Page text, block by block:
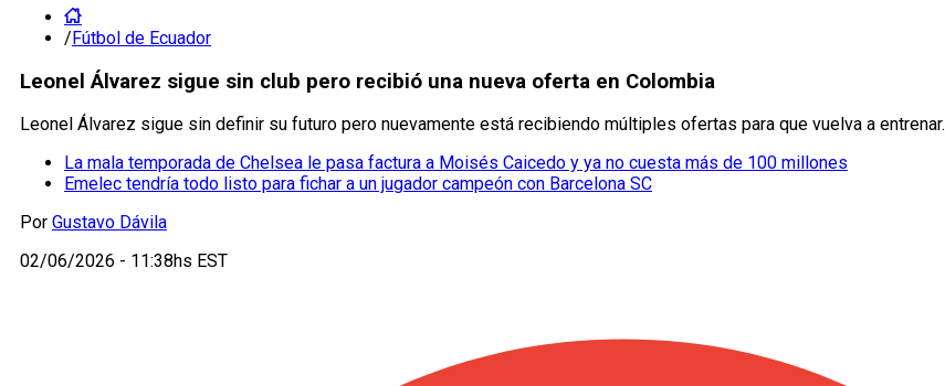
/Fútbol de Ecuador
Leonel Álvarez sigue sin club pero recibió una nueva oferta en Colombia
Leonel Álvarez sigue sin definir su futuro pero nuevamente está recibiendo múltiples ofertas para que vuelva a entrenar.
La mala temporada de Chelsea le pasa factura a Moisés Caicedo y ya no cuesta más de 100 millones
Emelec tendría todo listo para fichar a un jugador campeón con Barcelona SC
Por Gustavo Dávila
02/06/2026 - 11:38hs EST